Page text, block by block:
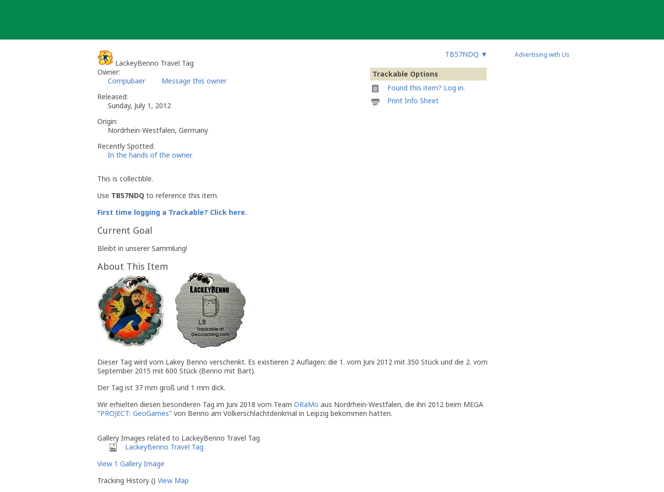
TB57NDQ ▼
LackeyBenno Travel Tag
Trackable Options
Found this item? Log in.
Printable
Print Info Sheet
Owner:
Compubaer
Message this owner
Released:
Sunday, July 1, 2012
Origin:
Nordrhein-Westfalen, Germany
Recently Spotted:
In the hands of the owner.
This is collectible.
Use TB57NDQ to reference this item.
First time logging a Trackable? Click here.
Current Goal
Bleibt in unserer Sammlung!
About This Item
Dieser Tag wird vom Lakey Benno verschenkt. Es existieren 2 Auflagen: die 1. vom Juni 2012 mit 350 Stück und die 2. vom
September 2015 mit 600 Stück (Benno mit Bart).
Der Tag ist 37 mm groß und 1 mm dick.
Wir erhielten diesen besonderen Tag im Juni 2018 vom Team ORaMo aus Nordrhein-Westfalen, die ihn 2012 beim MEGA
"PROJECT: GeoGames" von Benno am Völkerschlachtdenkmal in Leipzig bekommen hatten.
Gallery Images related to LackeyBenno Travel Tag
LackeyBenno Travel Tag
View 1 Gallery Image
Tracking History () View Map
Advertising with Us